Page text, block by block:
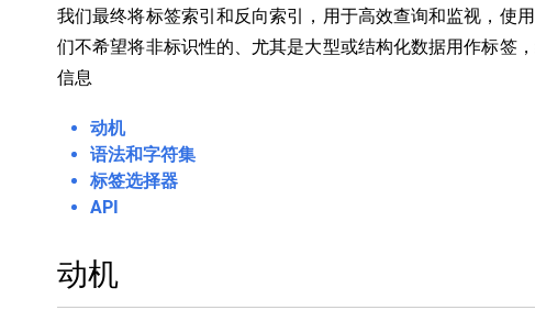
我们最终将标签索引和反向索引，用于高效查询和监视，使
们不希望将非标识性的、尤其是大型或结构化数据用作标签
信息
动机
语法和字符集
标签选择器
API
动机